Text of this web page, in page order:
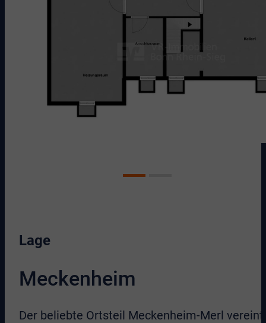
Lage
Meckenheim
Der beliebte Ortsteil Meckenheim-Merl vereint